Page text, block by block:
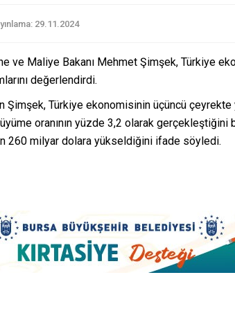
29.11.2024
ve Maliye Bakanı Mehmet Şimşek, Türkiye
değerlendirdi.
Şimşek, Türkiye ekonomisinin üçüncü çeyrekte
oranının yüzde 3,2 olarak gerçekleştiğini
260 milyar dolara yükseldiğini ifade söyledi.